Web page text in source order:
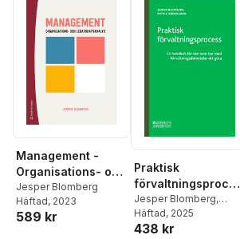
Management -
Organisations- och
ledarskapsanalys
Jesper Blomberg
Häftad, 2023
589 kr
Praktisk
förvaltningsproces
s : en handbok för
den som har med
förvaltningsdomsto
Jesper Blomberg,
Patrik Södergren
Häftad, 2025
438 kr